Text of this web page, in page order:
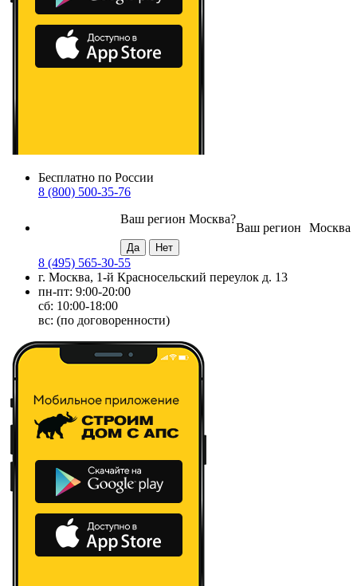
Бесплатно по России
8 (800) 500-35-76
Москва
Ваш регион
Ваш регион Москва?
8 (495) 565-30-55
г. Москва, 1-й Красносельский переулок д. 13
пн-пт: 9:00-20:00
сб: 10:00-18:00
вс: (по договоренности)